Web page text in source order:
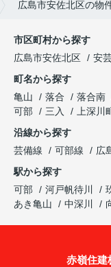
広島市安佐北区の物
市区町村から探す
広島市安佐北区
安
町名から探す
亀山
落合 落合南
可部
三入
上深川
沿線から探す
芸備線
可部線
広
駅から探す
可部
河戸帆待川
あき亀山
中深川
赤嶺住